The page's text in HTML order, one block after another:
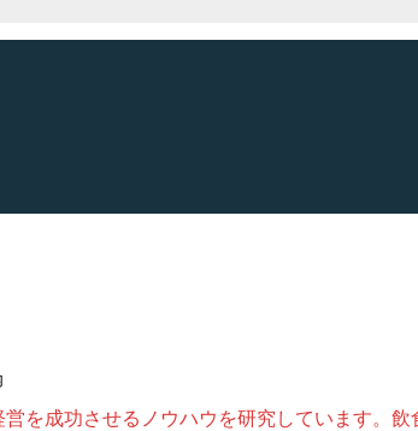
を成功させるノウハウを研究しています。